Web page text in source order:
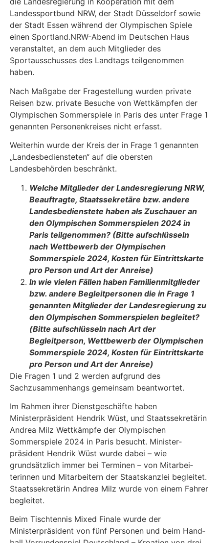
Landessportbund NRW, der Stadt Düsseldorf sowie
der Stadt Essen während der Olym­pischen Spiele
einen Sportland.NRW-Abend im Deutschen Haus
veranstaltet, an dem auch Mitglieder des
Sportausschusses des Landtags teilgenommen
haben.
Nach Maßgabe der Fragestellung wurden private
Reisen bzw. private Besuche von Wettkämp­fen der
Olympischen Sommerspiele in Paris des unter Frage 1
genannten Personenkreises nicht erfasst.
Weiterhin wurde der Kreis der in Frage 1 genannten
„Landesbediensteten“ auf die obersten
Landesbehörden beschränkt.
Welche Mitglieder der Landesregierung NRW,
Beauftragte, Staatssekretäre bzw. andere
Landesbedienstete haben als Zuschauer an
den Olympischen Sommer­spielen 2024 in
Paris teilgenommen? (Bitte aufschlüsseln
nach Wettbewerb der Olympischen
Sommerspiele 2024, Kosten für Eintrittskarte
pro Person und Art der Anreise)
In wie vielen Fällen haben Familienmitglieder
bzw. andere Begleitpersonen die in Frage 1
genannten Mitglieder der Landesregierung zu
den Olympischen Sommer­spielen begleitet?
(Bitte aufschlüsseln nach Art der
Begleitperson, Wettbewerb der Olympischen
Sommerspiele 2024, Kosten für Eintrittskarte
pro Person und Art der Anreise)
Die Fragen 1 und 2 werden aufgrund des
Sachzusammenhangs gemeinsam beantwortet.
Im Rahmen ihrer Dienstgeschäfte haben
Ministerpräsident Hendrik Wüst, und Staatssekretä­rin
Andrea Milz Wettkämpfe der Olympischen
Sommerspiele 2024 in Paris besucht. Minister­
präsident Hendrik Wüst wurde dabei – wie
grundsätzlich immer bei Terminen – von Mitarbei­
terinnen und Mitarbeitern der Staatskanzlei begleitet.
Staatssekretärin Andrea Milz wurde von einem Fahrer
begleitet.
Beim Tischtennis Mixed Finale wurde der
Ministerpräsident von fünf Personen und beim Hand­